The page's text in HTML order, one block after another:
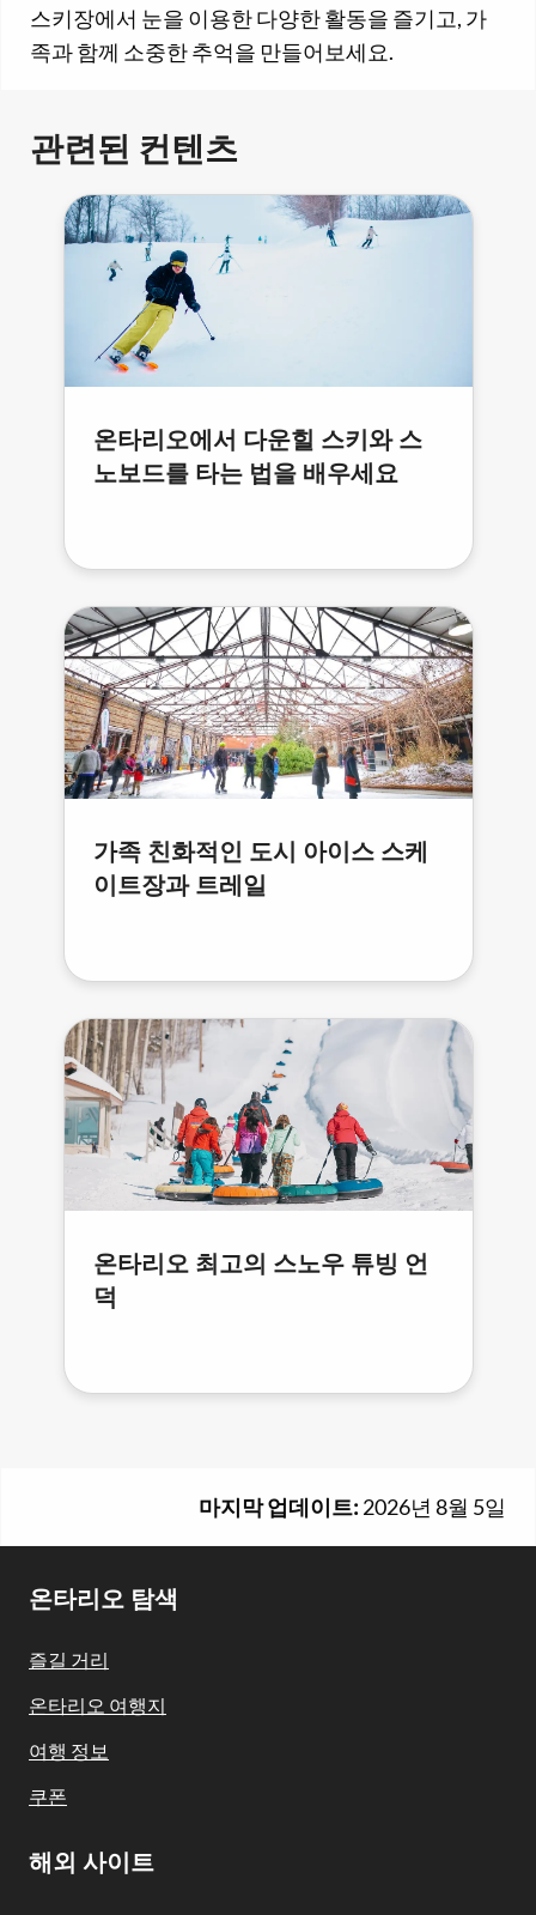
스키장에서 눈을 이용한 다양한 활동을 즐기고, 가
족과 함께 소중한 추억을 만들어보세요.
관련된 컨텐츠
온타리오에서 다운힐 스키와 스
노보드를 타는 법을 배우세요
가족 친화적인 도시 아이스 스케
이트장과 트레일
온타리오 최고의 스노우 튜빙 언
덕
마지막 업데이트: 2026년 8월 5일
Footer
Navigation
온타리오 탐색
즐길 거리
온타리오 여행지
여행 정보
쿠폰
해외 사이트